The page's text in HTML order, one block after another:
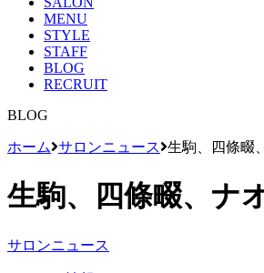
MENU
STYLE
STAFF
BLOG
RECRUIT
BLOG
ホーム サロンニュース 生駒、四條畷
生駒、四條畷、ナ
サロンニュース